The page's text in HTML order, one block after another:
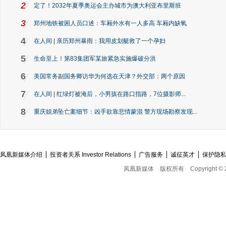
2 定了！2032年夏季奥运会主办城市为澳大利亚布里斯班
3 郑州地铁被困人员口述：车厢外水有一人多高 车厢内缺氧
4 在人间 | 亲历郑州暴雨：我用皮划艇救了一个孕妇
5 生命至上！第83集团军某旅紧急实施爆破分洪
6 美国常务副国务卿访华为何选在天津？外交部：两个原因
7 在人间 | 红绿灯被淹后，小男孩在路口指路，7位摄影师...
8 重庆姐弟坠亡案细节：凶手欲靠悲情蒙混 警方现场勘察发现...
凤凰新媒体介绍 投资者关系 Investor Relations 广告服务 诚征英才
保护隐
凤凰新媒体
版权所有 Copyright ©